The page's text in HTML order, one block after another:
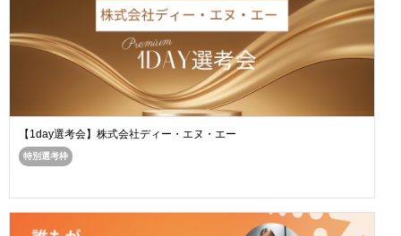
【1day選考会】株式会社ディー・エヌ・エー
特別選考枠